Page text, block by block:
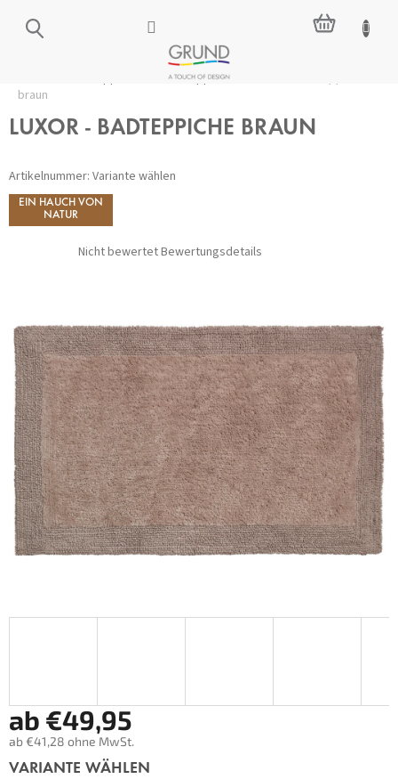
Inhalt
springen
Alle Teppiche
braun
LUXOR - BADTEPPICHE BRAUN
Artikelnummer: Variante wählen
EIN HAUCH VON
NATUR
Die
durchschnittliche
Sternen.
Nicht bewertetBewertungsdetails
ab €49,95
ab €41,28 ohne MwSt.
Verkaufspreis:
VARIANTE WÄHLEN